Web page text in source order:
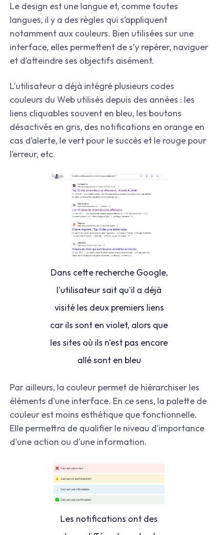
Le design est une langue et, comme toutes
langues, il y a des règles qui s’appliquent
notamment aux couleurs. Bien utilisées sur une
interface, elles permettent de s’y repérer, naviguer
et d’atteindre ses objectifs aisément.
L'utilisateur a déjà intégré plusieurs codes
couleurs du Web utilisés depuis des années : les
liens cliquables souvent en bleu, les boutons
désactivés en gris, des notifications en orange en
cas d’alerte, le vert pour le succès et le rouge pour
l’erreur, etc.
Dans cette recherche Google,
l'utilisateur sait qu'il a déjà
visité les deux premiers liens
car ils sont en violet, alors que
les sites où ils n'est pas encore
allé sont en bleu
Par ailleurs, la couleur permet de hiérarchiser les
éléments d'une interface. En ce sens, la palette de
couleur est moins esthétique que fonctionnelle.
Elle permettra de qualifier le niveau d'importance
d'une action ou d'une information.
Les notifications ont des